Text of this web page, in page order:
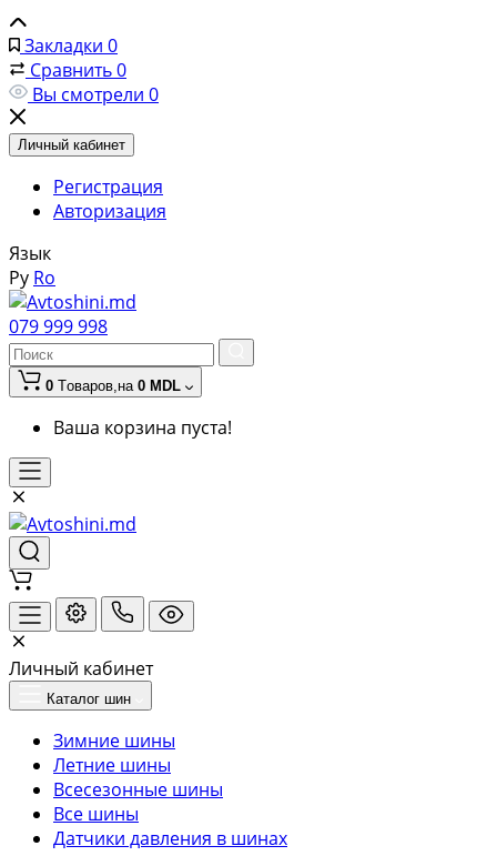
Закладки 0
Сравнить0
Вы смотрели 0
Личный кабинет
Регистрация
Авторизация
Язык
Ру Ro
079 999 998
0 Tоваров,на 0 MDL
Ваша корзина пуста!
Личный кабинет
Каталог шин
Зимние шины
Летние шины
Всесезонные шины
Все шины
Датчики давления в шинах